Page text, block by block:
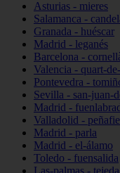
Asturias - mieres
Salamanca -
Granada - huéscar
Madrid - leganés
Barcelona -
Valencia - quart-
Pontevedra -
Sevilla - san-juan-
Madrid -
Valladolid -
Madrid - parla
Madrid - el-álamo
Toledo - fuensalida
Las-palmas - tejeda